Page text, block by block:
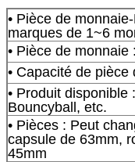
• Pièce de
marques de 1~6
• Pièce de monnaie
• Capacité de
• Produit disponible
Bouncyball, etc.
• Pièces : Peut
capsule de 63mm,
45mm